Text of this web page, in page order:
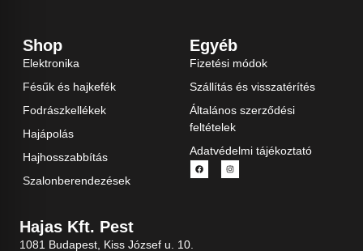
Shop
Elektronika
Fésűk és hajkefék
Fodrászkellékek
Hajápolás
Hajhosszabbítás
Szalonberendezések
Egyéb
Fizetési módok
Szállítás és visszatérítés
Általános szerződési
feltételek
Adatvédelmi tájékoztató
Hajas Kft. Pest
1081 Budapest, Kiss József u. 10.